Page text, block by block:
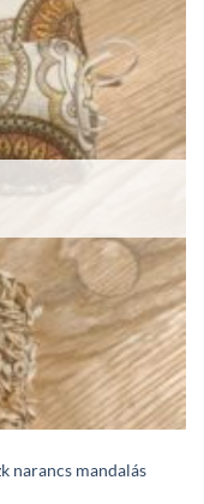
narancs mandalás